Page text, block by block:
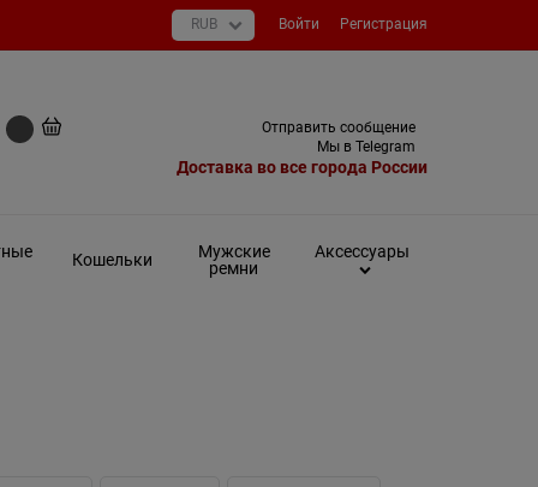
Войти Регистрация
Отправить сообщение
Мы в Telegram
Доставка во все города России
Кошельки
Мужские
ремни
Аксессуары